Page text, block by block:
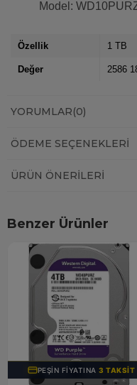
Model:
Özellik 1 TB
Değer 2586
YORUMLAR(0)
ÖDEME SEÇENEKLERI
ÜRÜN ÖNERILERI
Benzer Ürünler
PEŞIN FIYATINA3 TAKSIT